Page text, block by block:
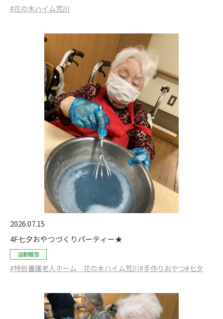
#花の木ハイム荒川
2026.07.15
4F七夕おやつづくりパーティー★
活動報告
#特別養護老人ホーム 花の木ハイム荒川#手作りおやつ#七夕